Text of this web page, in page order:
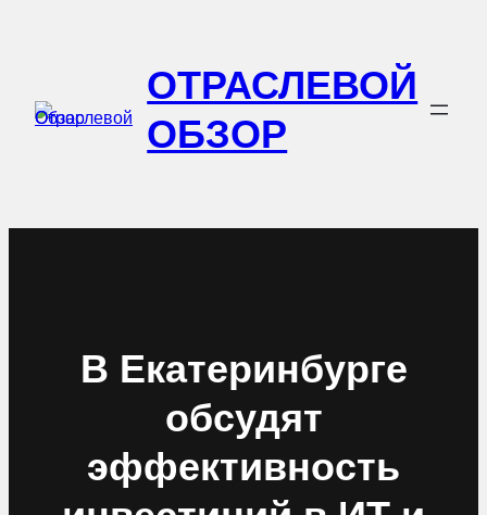
ОТРАСЛЕВОЙ
ОБЗОР
В Екатеринбурге
обсудят
эффективность